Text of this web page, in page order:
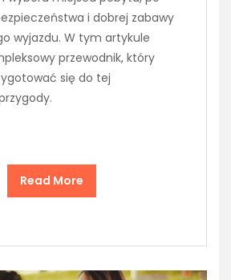
i dobrej zabawy
wyjazdu. W tym artykule
przewodnik, który
się do tej
Read More